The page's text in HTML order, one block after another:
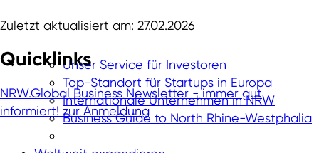
Unser Service für Investoren
Top-Standort für Startups in Europa
Internationale Unternehmen in NRW
Business Guide to North Rhine-Westphalia
Zuletzt aktualisiert am: 27.02.2026
Quicklinks
NRW.Global Business Newsletter - immer gut
informiert! zur Anmeldung